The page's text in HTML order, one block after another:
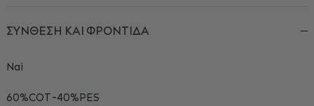
ΣΥΝΘΕΣΗ ΚΑΙ ΦΡΟΝΤΙΔΑ
Ναί
60%COT-40%PES